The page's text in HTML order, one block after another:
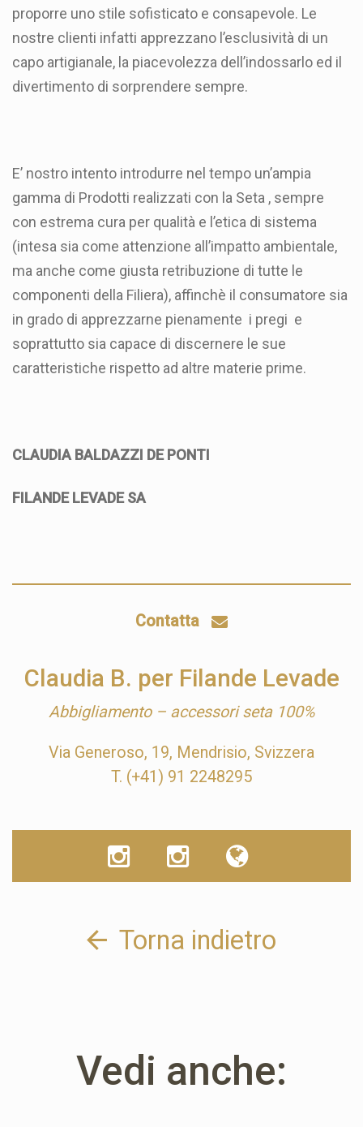
proporre uno stile sofisticato e consapevole. Le
nostre clienti infatti apprezzano l’esclusività di un
capo artigianale, la piacevolezza dell’indossarlo ed il
divertimento di sorprendere sempre.
E’ nostro intento introdurre nel tempo un’ampia
gamma di Prodotti realizzati con la Seta , sempre
con estrema cura per qualità e l’etica di sistema
(intesa sia come attenzione all’impatto ambientale,
ma anche come giusta retribuzione di tutte le
componenti della Filiera), affinchè il consumatore sia
in grado di apprezzarne pienamente i pregi e
soprattutto sia capace di discernere le sue
caratteristiche rispetto ad altre materie prime.
CLAUDIA BALDAZZI DE PONTI
FILANDE LEVADE SA
Contatta
Claudia B. per Filande Levade
Abbigliamento – accessori seta 100%
Via Generoso, 19, Mendrisio, Svizzera
T. (+41) 91 2248295
Torna indietro
Vedi anche: